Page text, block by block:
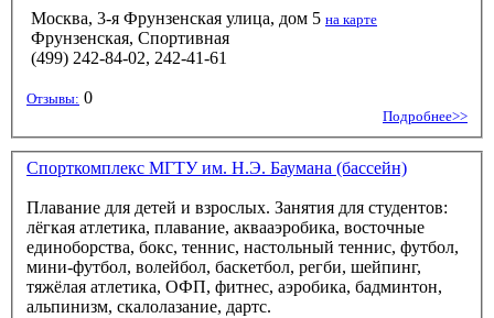
Москва, 3-я Фрунзенская улица, дом 5 на карте
Фрунзенская, Спортивная
(499) 242-84-02, 242-41-61
Отзывы: 0
Подробнее>>
Спорткомплекс МГТУ им. Н.Э. Баумана (бассейн)
Плавание для детей и взрослых. Занятия для студентов:
лёгкая атлетика, плавание, аквааэробика, восточные
единоборства, бокс, теннис, настольный теннис, футбол,
мини-футбол, волейбол, баскетбол, регби, шейпинг,
тяжёлая атлетика, ОФП, фитнес, аэробика, бадминтон,
альпинизм, скалолазание, дартс.